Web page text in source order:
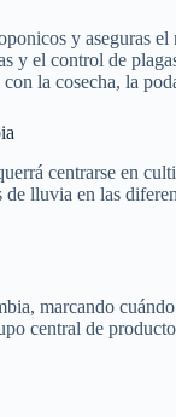
y aseguras
y el control de
la cosecha, la
centrarse en
lluvia en las
marcando
central de